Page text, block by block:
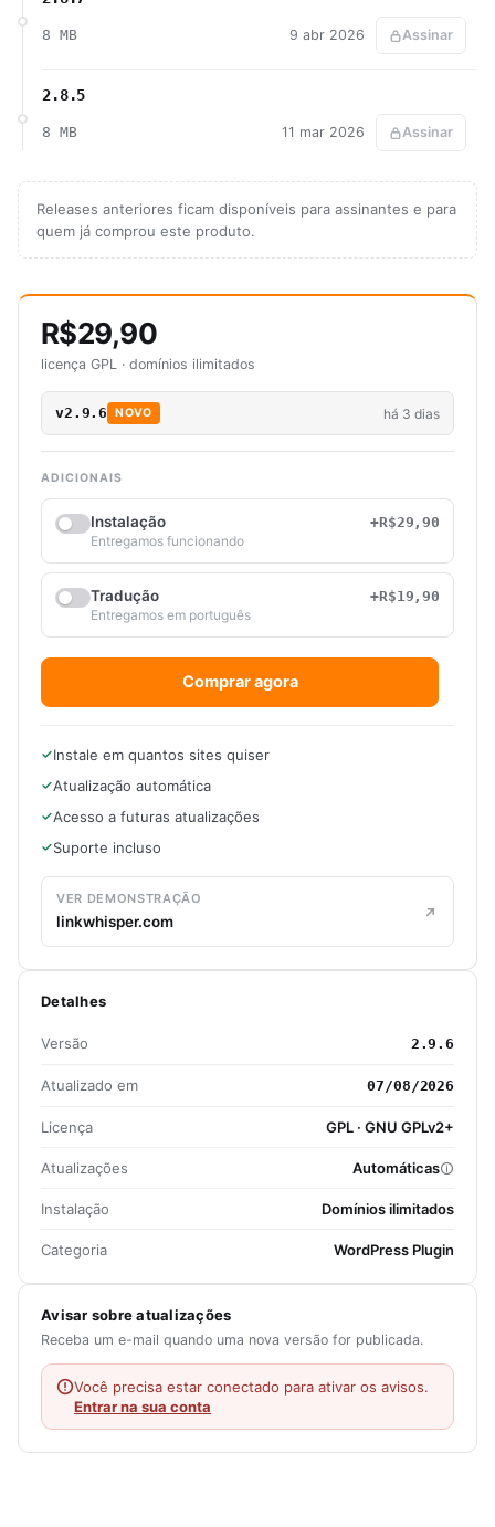
8 MB 9 abr 2026 Assinar
2.8.5
8 MB 11 mar 2026 Assinar
Releases anteriores ficam disponíveis para assinantes e para
quem já comprou este produto.
R$29,90
licença GPL · domínios ilimitados
v2.9.6 NOVO há 3 dias
ADICIONAIS
Instalação
+R$29,90
Entregamos funcionando
Tradução
+R$19,90
Entregamos em português
Comprar agora
Instale em quantos sites quiser
Atualização automática
Acesso a futuras atualizações
Suporte incluso
VER DEMONSTRAÇÃO
linkwhisper.com
Detalhes
Versão 2.9.6
Atualizado em 07/08/2026
Licença GPL · GNU GPLv2+
Atualizações Automáticas
Instalação Domínios ilimitados
Categoria WordPress Plugin
Avisar sobre atualizações
Receba um e-mail quando uma nova versão for publicada.
Você precisa estar conectado para ativar os avisos.
Entrar na sua conta